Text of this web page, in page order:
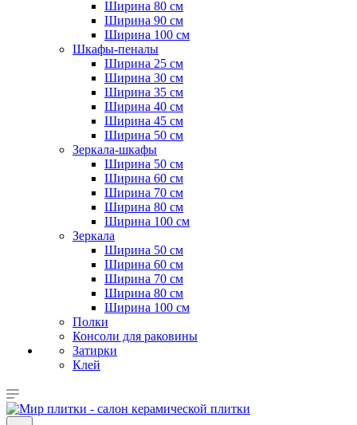
Ширина 80 см
Ширина 90 см
Ширина 100 см
Шкафы-пеналы
Ширина 25 см
Ширина 30 см
Ширина 35 см
Ширина 40 см
Ширина 45 см
Ширина 50 см
Зеркала-шкафы
Ширина 50 см
Ширина 60 см
Ширина 70 см
Ширина 80 см
Ширина 100 см
Зеркала
Ширина 50 см
Ширина 60 см
Ширина 70 см
Ширина 80 см
Ширина 100 см
Полки
Консоли для раковины
Затирки
Клей